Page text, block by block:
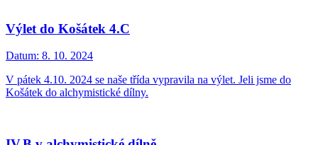
Výlet do Košátek 4.C
Datum: 8. 10. 2024
V pátek 4.10. 2024 se naše třída vypravila na výlet. Jeli jsme do
Košátek do alchymistické dílny.